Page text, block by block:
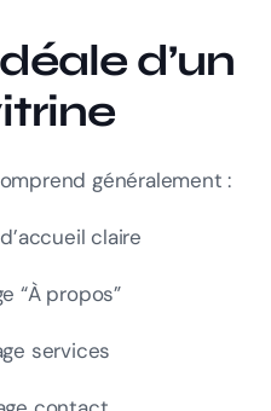
d’un
généralement :
claire
“À propos”
services